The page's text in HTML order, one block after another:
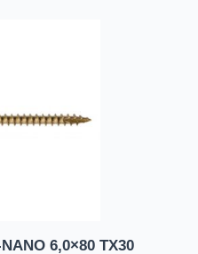
6,0×80 TX30